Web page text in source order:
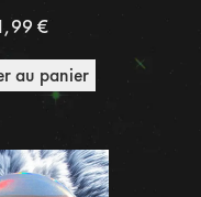
€
au panier